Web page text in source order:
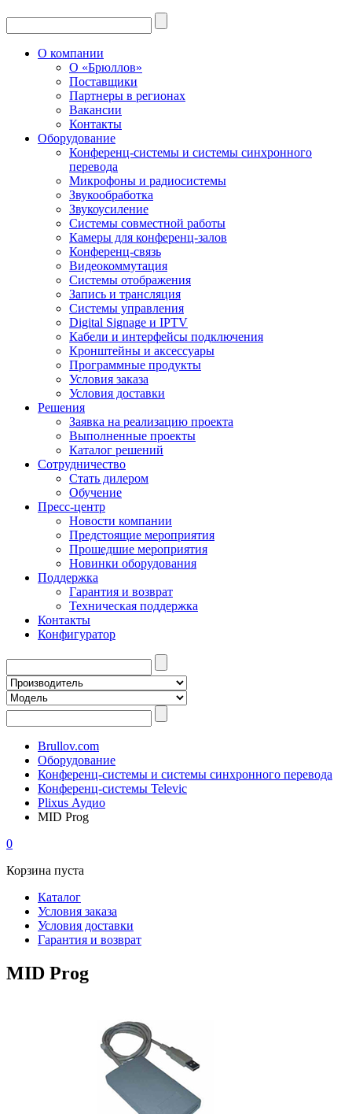
О компании
О «Брюллов»
Поставщики
Партнеры в регионах
Вакансии
Контакты
Оборудование
Конференц-системы и системы синхронного
перевода
Микрофоны и радиосистемы
Звукообработка
Звукоусиление
Системы совместной работы
Камеры для конференц-залов
Конференц-связь
Видеокоммутация
Системы отображения
Запись и трансляция
Системы управления
Digital Signage и IPTV
Кабели и интерфейсы подключения
Кронштейны и аксессуары
Программные продукты
Условия заказа
Условия доставки
Решения
Заявка на реализацию проекта
Выполненные проекты
Каталог решений
Сотрудничество
Стать дилером
Обучение
Пресс-центр
Новости компании
Предстоящие мероприятия
Прошедшие мероприятия
Новинки оборудования
Поддержка
Гарантия и возврат
Техническая поддержка
Контакты
Конфигуратор
Brullov.com
Оборудование
Конференц-системы и системы синхронного перевода
Конференц-системы Televic
Plixus Аудио
MID Prog
0
Корзина пуста
Каталог
Условия заказа
Условия доставки
Гарантия и возврат
MID Prog